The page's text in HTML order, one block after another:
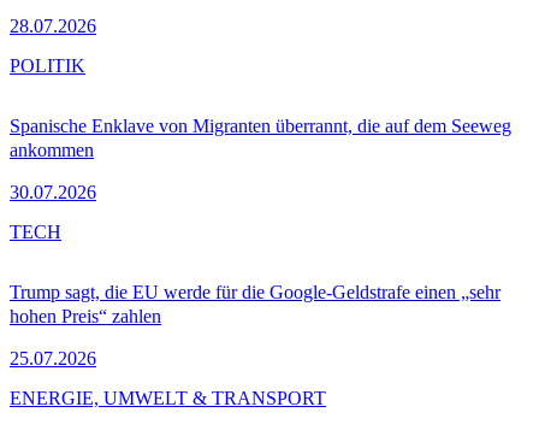
28.07.2026
Spanische Enklave von Migranten überrannt, die auf dem Seeweg
ankommen
30.07.2026
POLITIK
Trump sagt, die EU werde für die Google-Geldstrafe einen „sehr
hohen Preis“ zahlen
25.07.2026
TECH
ENERGIE, UMWELT & TRANSPORT